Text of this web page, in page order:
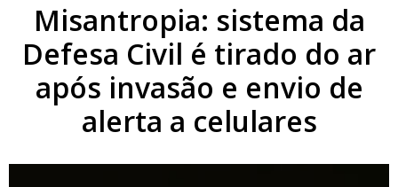
Misantropia: sistema da
Defesa Civil é tirado do ar
após invasão e envio de
alerta a celulares